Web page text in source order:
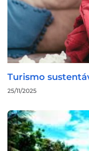
Turismo
25/11/2025